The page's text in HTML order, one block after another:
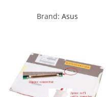
Brand: Asus